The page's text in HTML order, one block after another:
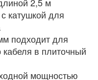
катушкой для
подходит для
в плиточный
мощностью